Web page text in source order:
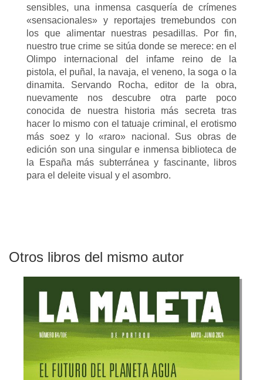
sensibles, una inmensa casquería de crímenes
«sensacionales» y reportajes tremebundos con
los que alimentar nuestras pesadillas. Por fin,
nuestro true crime se sitúa donde se merece: en el
Olimpo internacional del infame reino de la
pistola, el puñal, la navaja, el veneno, la soga o la
dinamita. Servando Rocha, editor de la obra,
nuevamente nos descubre otra parte poco
conocida de nuestra historia más secreta tras
hacer lo mismo con el tatuaje criminal, el erotismo
más soez y lo «raro» nacional. Sus obras de
edición son una singular e inmensa biblioteca de
la España más subterránea y fascinante, libros
para el deleite visual y el asombro.
Otros libros del mismo autor